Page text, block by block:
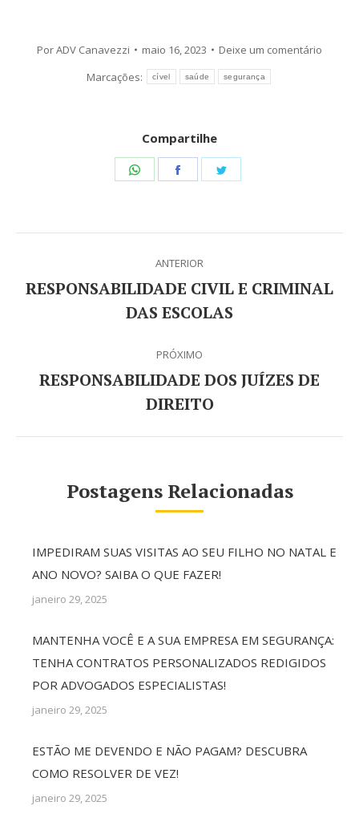
PorADV Canavezzi maio 16, 2023
Deixe um comentário
Marcações:
cível saúde segurança
Compartilhe
Share
Share
de
ANTERIOR
Post
anterior:
RESPONSABILIDADE CIVIL E CRIMINAL
DAS ESCOLAS
PRÓXIMO
Próximo
post:
RESPONSABILIDADE DOS JUÍZES DE
DIREITO
Postagens Relacionadas
IMPEDIRAM SUAS VISITAS AO SEU FILHO NO NATAL E
ANO NOVO? SAIBA O QUE FAZER!
janeiro 29, 2025
MANTENHA VOCÊ E A SUA EMPRESA EM SEGURANÇA:
TENHA CONTRATOS PERSONALIZADOS REDIGIDOS
POR ADVOGADOS ESPECIALISTAS!
janeiro 29, 2025
ESTÃO ME DEVENDO E NÃO PAGAM? DESCUBRA
COMO RESOLVER DE VEZ!
janeiro 29, 2025